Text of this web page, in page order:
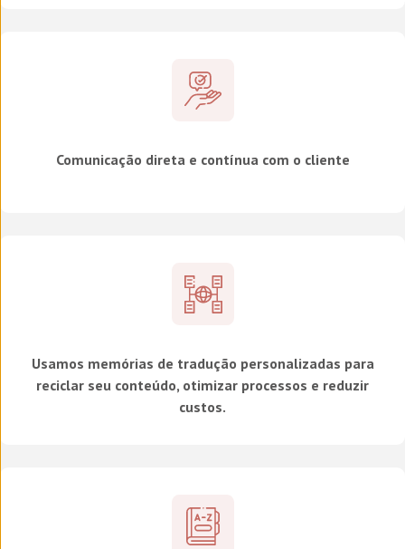
Comunicação direta e contínua com o cliente
Usamos memórias de tradução personalizadas para
reciclar seu conteúdo, otimizar processos e reduzir
custos.